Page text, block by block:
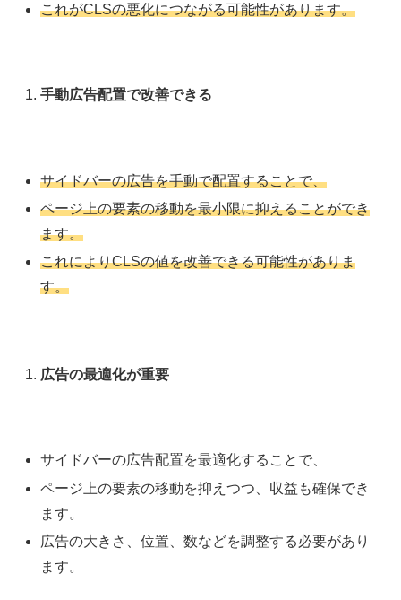
これがCLSの悪化につながる可能性があります。
手動広告配置で改善できる
サイドバーの広告を手動で配置することで、
ページ上の要素の移動を最小限に抑えることができ
ます。
これによりCLSの値を改善できる可能性がありま
す。
広告の最適化が重要
サイドバーの広告配置を最適化することで、
ページ上の要素の移動を抑えつつ、収益も確保でき
ます。
広告の大きさ、位置、数などを調整する必要があり
ます。